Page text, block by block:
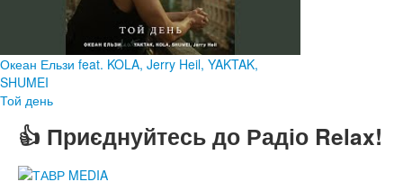
Океан Ельзи feat. KOLA, Jerry Heil, YAKTAK,
SHUMEI
Той день
👍 Приєднуйтесь до Радіо Relax!